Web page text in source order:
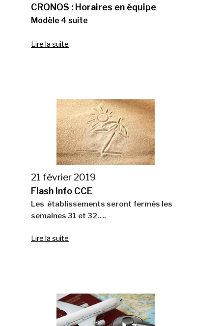
CRONOS : Horaires en équipe
Modèle 4 suite
Lire la suite
21 février 2019
Flash Info CCE
Les établissements seront fermés les
semaines 31 et 32….
Lire la suite